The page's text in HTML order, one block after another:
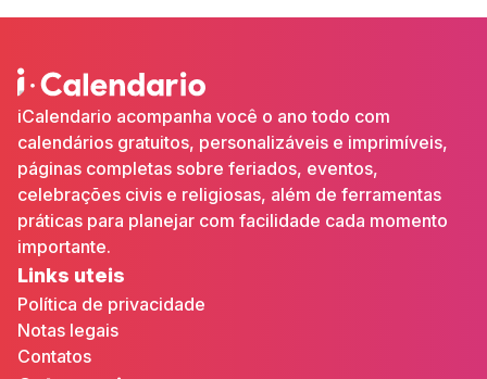
iCalendario acompanha você o ano todo com
calendários gratuitos, personalizáveis e imprimíveis,
páginas completas sobre feriados, eventos,
celebrações civis e religiosas, além de ferramentas
práticas para planejar com facilidade cada momento
importante.
Links uteis
Política de privacidade
Notas legais
Contatos